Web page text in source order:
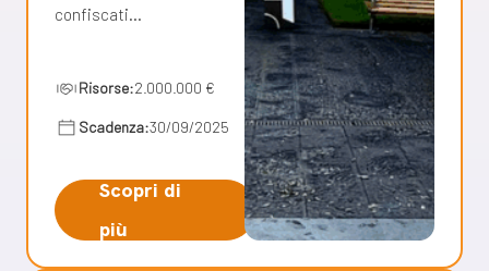
confiscati…
Risorse:2.000.000 €
Scadenza:30/09/2025
Scopri di
più